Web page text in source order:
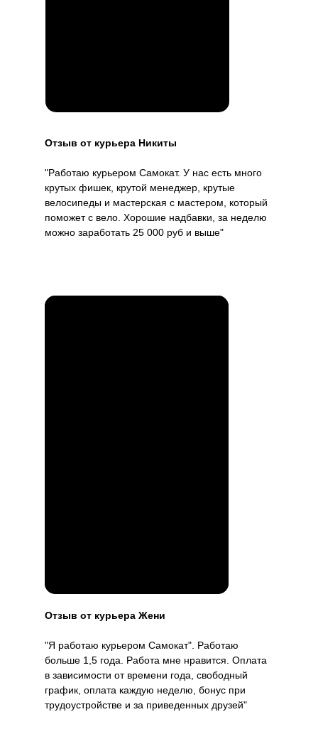
Отзыв от курьера Жени
"Я работаю курьером Самокат". Работаю
больше 1,5 года. Работа мне нравится. Оплата
в зависимости от времени года, свободный
график, оплата каждую неделю, бонус при
трудоустройстве и за приведенных друзей"
Отзыв от курьера Никиты
"Работаю курьером Самокат. У нас есть много
крутых фишек, крутой менеджер, крутые
велосипеды и мастерская с мастером, который
поможет с вело. Хорошие надбавки, за неделю
можно заработать 25 000 руб и выше"
"Яндекс.Еда", "Яндекс.Лавка" и занимаем
лидирующие позиции в сфере курьерской
безупречной репутацией работодателя, который
создает комфортные условия для своих
сотрудников.